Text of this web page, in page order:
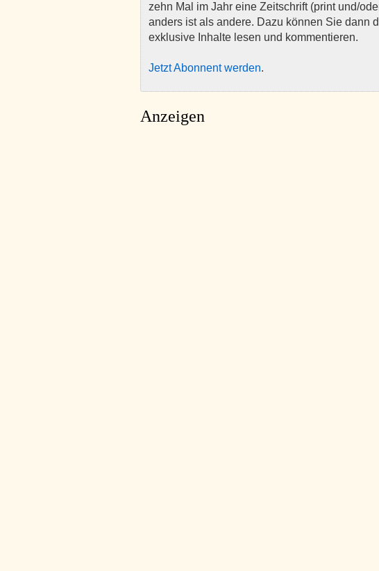
zehn Mal im Jahr eine Zeitschrift (print und/
anders ist als andere. Dazu können Sie dann
exklusive Inhalte lesen und kommentieren.
Jetzt Abonnent werden.
Anzeigen